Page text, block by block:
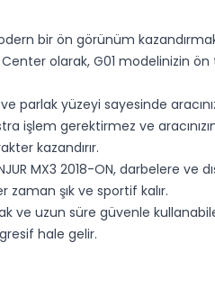
bir ön görünüm
olarak, G01 modelinizin ön
ve parlak yüzeyi sayesinde
işlem gerektirmez ve
kazandırır.
MX3 2018-ON, darbelere ve
zaman şık ve sportif kalır.
ve uzun süre güvenle
hale gelir.